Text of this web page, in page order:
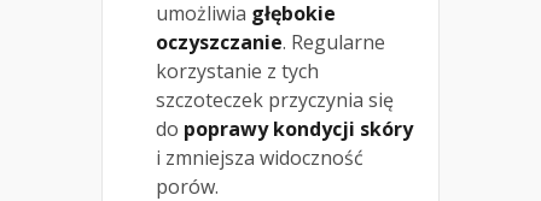
umożliwia głębokie
oczyszczanie. Regularne
korzystanie z tych
szczoteczek przyczynia się
do poprawy kondycji skóry
i zmniejsza widoczność
porów.